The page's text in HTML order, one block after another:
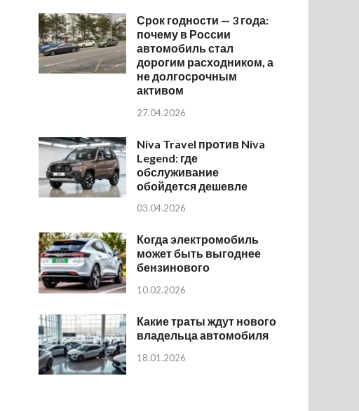
Срок годности — 3 года:
почему в России
автомобиль стал
дорогим расходником, а
не долгосрочным
активом
27.04.2026
Niva Travel против Niva
Legend: где
обслуживание
обойдется дешевле
03.04.2026
Когда электромобиль
может быть выгоднее
бензинового
10.02.2026
Какие траты ждут нового
владельца автомобиля
18.01.2026